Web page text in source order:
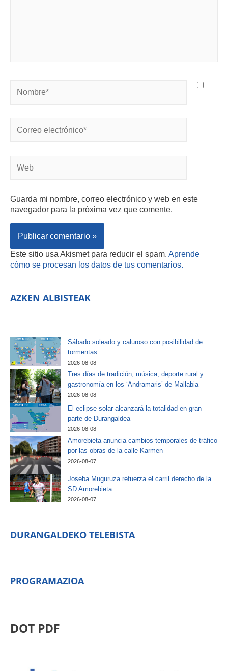
Guarda mi nombre, correo electrónico y web en este
navegador para la próxima vez que comente.
Este sitio usa Akismet para reducir el spam. Aprende
cómo se procesan los datos de tus comentarios.
AZKEN ALBISTEAK
Sábado soleado y caluroso con posibilidad de
tormentas
2026-08-08
Tres días de tradición, música, deporte rural y
gastronomía en los ‘Andramaris’ de Mallabia
2026-08-08
El eclipse solar alcanzará la totalidad en gran
parte de Durangaldea
2026-08-08
Amorebieta anuncia cambios temporales de tráfico
por las obras de la calle Karmen
2026-08-07
Joseba Muguruza refuerza el carril derecho de la
SD Amorebieta
2026-08-07
DURANGALDEKO TELEBISTA
PROGRAMAZIOA
DOT PDF